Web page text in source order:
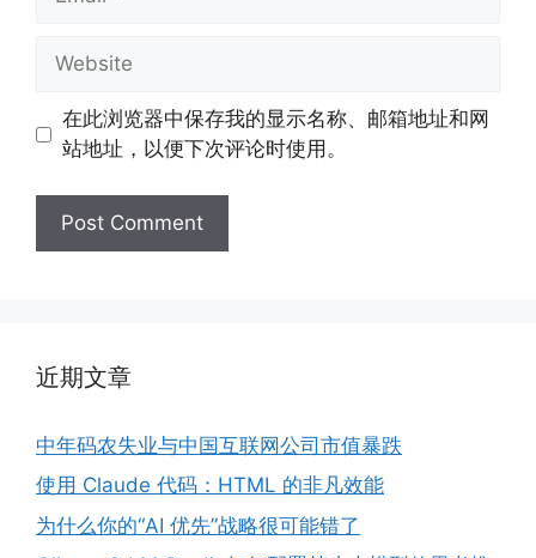
Website
在此浏览器中保存我的显示名称、邮箱地址和网
站地址，以便下次评论时使用。
近期文章
中年码农失业与中国互联网公司市值暴跌
使用 Claude 代码：HTML 的非凡效能
为什么你的“AI 优先”战略很可能错了